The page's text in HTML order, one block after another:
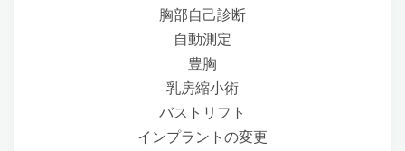
胸部自己診断
自動測定
豊胸
乳房縮小術
バストリフト
インプラントの変更